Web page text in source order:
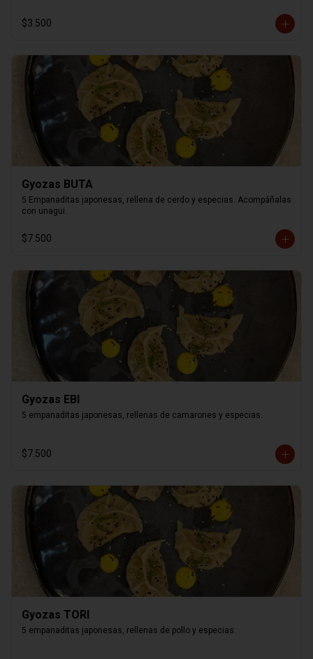
$3.500
Gyozas BUTA
5 Empanaditas japonesas, rellena de cerdo y especias. Acompáñalas
con unagui.
$7.500
Gyozas EBI
5 empanaditas japonesas, rellenas de camarones y especias.
$7.500
Gyozas TORI
5 empanaditas japonesas, rellenas de pollo y especias.